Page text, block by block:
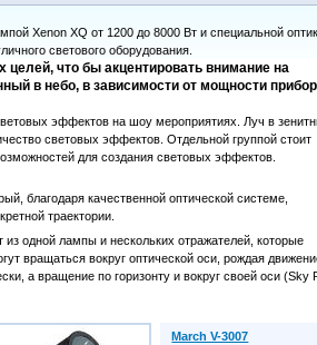
Xenon XQ от 1200 до 8000 Вт и специальной
светового оборудования.
что бы акцентировать внимание на
в небо, в зависимости от мощности
эффектов на шоу мероприятиях. Луч в
световых эффектов. Отдельной группой стоит
для создания световых эффектов.
благодаря качественной оптической системе,
траектории.
из одной лампы и нескольких отражателей, которые
вращаться вокруг оптической оси, рождая
а вращение по горизонту и вокруг своей оси (Sky
March V-3007